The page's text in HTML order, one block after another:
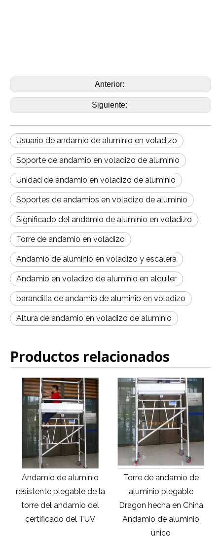
Anterior:
Siguiente:
Usuario de andamio de aluminio en voladizo
Soporte de andamio en voladizo de aluminio
Unidad de andamio en voladizo de aluminio
Soportes de andamios en voladizo de aluminio
Significado del andamio de aluminio en voladizo
Torre de andamio en voladizo
Andamio de aluminio en voladizo y escalera
Andamio en voladizo de aluminio en alquiler
barandilla de andamio de aluminio en voladizo
Altura de andamio en voladizo de aluminio
Productos relacionados
Torre de andamio de
aluminio plegable
Dragon hecha en China
Andamio de aluminio
Nuevo diseño de
andamios de aluminio
torre de andamios
móviles andamio
plegable